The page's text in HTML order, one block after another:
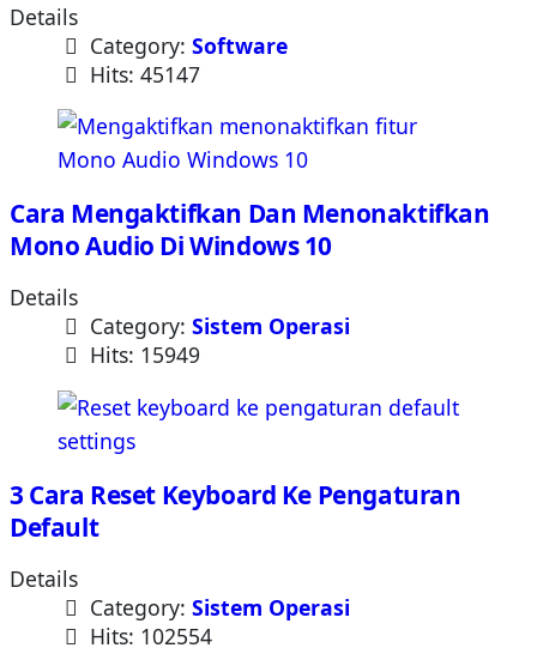
Details
Category: Software
Hits: 45147
Cara Mengaktifkan Dan Menonaktifkan
Mono Audio Di Windows 10
Details
Category: Sistem Operasi
Hits: 15949
3 Cara Reset Keyboard Ke Pengaturan
Default
Details
Category: Sistem Operasi
Hits: 102554